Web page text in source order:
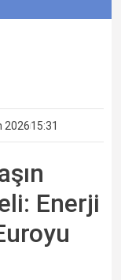
202615:31
Enerji